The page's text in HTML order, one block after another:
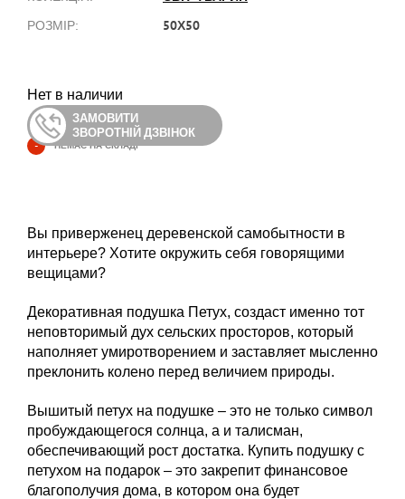
РОЗМІР: 50Х50
Нет в наличии
ЗАМОВИТИ
ЗВОРОТНІЙ ДЗВІНОК
- НЕМАЄ НА СКЛАДІ
Вы приверженец деревенской самобытности в
интерьере? Хотите окружить себя говорящими
вещицами?
Декоративная подушка Петух, создаст именно тот
неповторимый дух сельских просторов, который
наполняет умиротворением и заставляет мысленно
преклонить колено перед величием природы.
Вышитый петух на подушке – это не только символ
пробуждающегося солнца, а и талисман,
обеспечивающий рост достатка. Купить подушку с
петухом на подарок – это закрепит финансовое
благополучия дома, в котором она будет